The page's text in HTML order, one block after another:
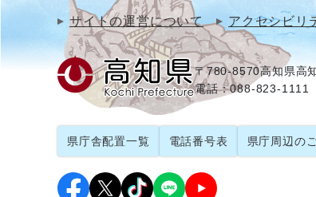
サイトの運営について アクセシビリ
〒780-8570高知県高
電話：088-823-1111
県庁舎配置一覧 電話番号表 県庁周辺の